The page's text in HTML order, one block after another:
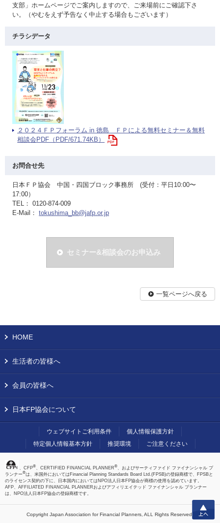
支部」ホームページでご案内しますので、ご来場前にご確認下さ
い。（やむをえず予告なく中止する場合もございます）
チラシデータ
２０２４ＦＰフォーラム in 徳島 ＦＰによる無料セミナー＆無料
相談会PDF（PDF/671.74KB）
お問合せ先
日本ＦＰ協会 中国・四国ブロック事務所 (受付：平日10:00〜
17:00）
TEL： 0120-874-009
E-Mail： tokushima_bb@jafp.or.jp
セミナー&相談会のお申込み
一覧ページへ戻る
上へ
HOME
生活者の皆様へ
会員の皆様へ
日本FP協会について
ウェブサイトご利用条件
個人情報保護方針
特定個人情報基本方針
推奨環境 ご注意ください
、CFP® 、CERTIFIED FINANCIAL PLANNER® 、およびサーティファイド ファイナンシャル プ
ランナー®は、米国外においてはFinancial Planning Standards Board Ltd.(FPSB)の登録商標で、FPSBと
のライセンス契約の下に、日本国内においてはNPO法人日本FP協会が商標の使用を認めています。
AFP、AFFILIATED FINANCIAL PLANNERおよびアフィリエイテッド ファイナンシャル プランナー
は、NPO法人日本FP協会の登録商標です。
Copyright Japan Association for Financial Planners, ALL Rights Reserved.